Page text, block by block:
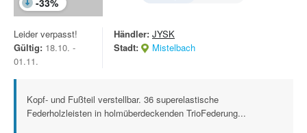
-33%
Leider verpasst!
Gültig: 18.10. -
01.11.
Händler: JYSK
Stadt:
Mistelbach
Kopf- und Fußteil verstellbar. 36 superelastische
Federholzleisten in holmüberdeckenden TrioFederung...